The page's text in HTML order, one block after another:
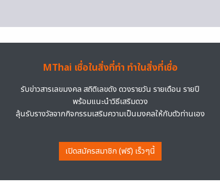
MThai เชื่อในสิ่งที่ทำ ทำในสิ่งที่เชื่อ
รับข่าวสารเลขมงคล สถิติเลขดัง ดวงรายวัน รายเดือน รายปี
พร้อมแนะนำวิธีเสริมดวง
ลุ้นรับรางวัลจากกิจกรรมเสริมความเป็นมงคลให้กับตัวท่านเอง
เปิดสมัครสมาชิก (ฟรี) เร็วๆนี้